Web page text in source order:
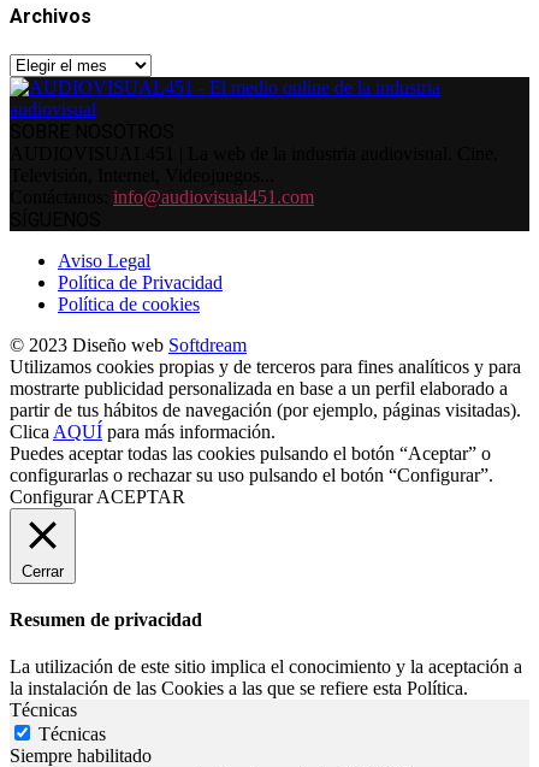
Archivos
Archivos
info@audiovisual451.com
Aviso Legal
Política de Privacidad
Política de cookies
© 2023 Diseño web Softdream
Utilizamos cookies propias y de terceros para fines analíticos y para
mostrarte publicidad personalizada en base a un perfil elaborado a
partir de tus hábitos de navegación (por ejemplo, páginas visitadas).
Clica AQUÍ para más información.
Puedes aceptar todas las cookies pulsando el botón “Aceptar” o
configurarlas o rechazar su uso pulsando el botón “Configurar”.
Configurar ACEPTAR
Cerrar
Resumen de privacidad
La utilización de este sitio implica el conocimiento y la aceptación a
la instalación de las Cookies a las que se refiere esta Política.
Técnicas
Técnicas
Siempre habilitado